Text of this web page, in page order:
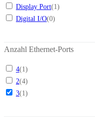
Display Port(1)
Digital I/O(0)
Anzahl Ethernet-Ports
4(1)
2(4)
3(1)